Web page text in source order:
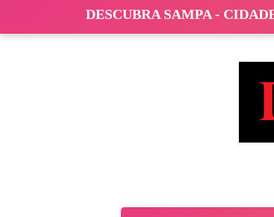
DESCUBRA SAMPA -